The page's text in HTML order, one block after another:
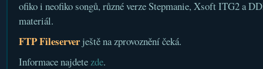
ofiko i neofiko songů, různé verze Stepmanie, Xsoft ITG2 a
materiál.
FTP Fileserverještě na zprovoznění čeká.
Informace najdetezde.